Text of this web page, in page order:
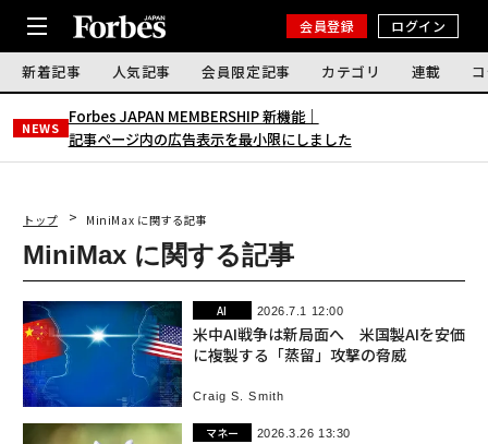
会員登録 ログイン
新着記事 人気記事 会員限定記事 カテゴリ 連載
NEWS
Forbes JAPAN MEMBERSHIP 新機能｜
記事ページ内の広告表示を最小限にしました
トップ MiniMax に関する記事
MiniMax に関する記事
AI 2026.7.1 12:00
米中AI戦争は新局面へ 米国製AIを安価
に複製する「蒸留」攻撃の脅威
Craig S. Smith
マネー 2026.3.26 13:30